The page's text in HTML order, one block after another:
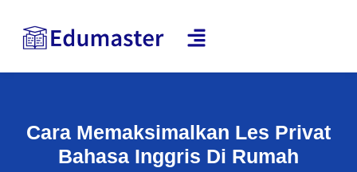
Cara Memaksimalkan Les Privat
Bahasa Inggris Di Rumah